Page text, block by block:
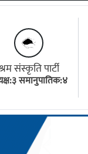
संस्कृति पार्टी
समानुपातिक:४